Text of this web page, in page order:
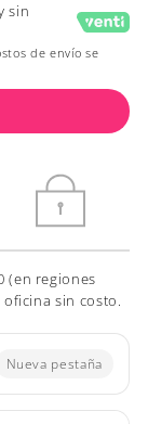
sin
de envío se
(en regiones
sin costo.
Nueva pestaña